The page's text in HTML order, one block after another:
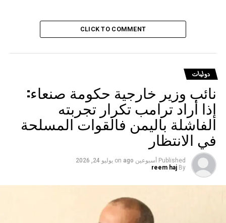
الدفاع السويسري: الهجمات الأمريكية الإسرائيلية على
تنتهك القانون الدولي
إيران تعلن تدمير 4 رادارات متطورة لمنظومة “ثاد”
الأمريكية خلال 24 ساعة
CLICK TO COMMENT
دوليات
نائب وزير خارجية حكومة صنعاء:
إذا أراد ترامب تكرار تجربته
الفاشلة باليمن فالقوات المسلحة
في الانتظار
Published أسبوعين ago on يوليو 24, 2026
By
reem haj